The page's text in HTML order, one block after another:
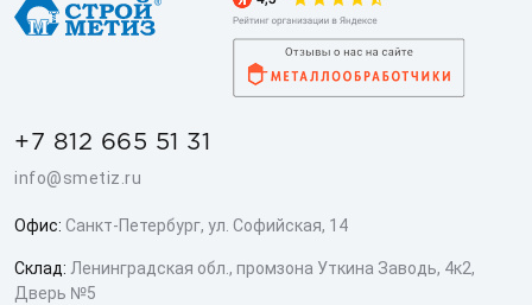
+7 812 665 51 31
info@smetiz.ru
Офис: Санкт-Петербург, ул. Софийская, 14
Склад: Ленинградская обл., промзона Уткина Заводь, 4к2,
Дверь №5